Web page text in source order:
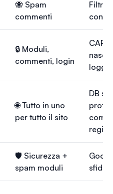
🐝 Spam
commenti
Filtro
🔒 Moduli,
commenti, login
🌐 Tutto in uno
per tutto il sito
DB
🛡️ Sicurezza +
spam moduli
sfida